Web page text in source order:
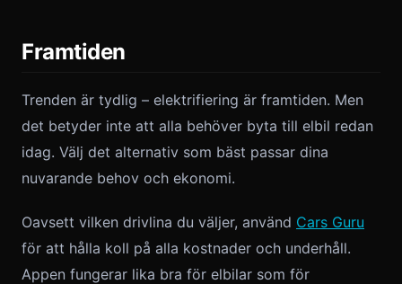
Framtiden
Trenden är tydlig – elektrifiering är framtiden. Men
det betyder inte att alla behöver byta till elbil redan
idag. Välj det alternativ som bäst passar dina
nuvarande behov och ekonomi.
Oavsett vilken drivlina du väljer, använd Cars Guru
för att hålla koll på alla kostnader och underhåll.
Appen fungerar lika bra för elbilar som för